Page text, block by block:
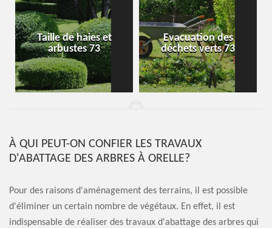
Taille de haies et
arbustes 73
Evacuation des
déchets verts 73
À QUI PEUT-ON CONFIER LES TRAVAUX
D'ABATTAGE DES ARBRES À ORELLE?
Pour des raisons d'aménagement des terrains, il est possible
d'éliminer un certain nombre de végétaux. En effet, il est
indispensable de réaliser des travaux d'abattage des arbres qui